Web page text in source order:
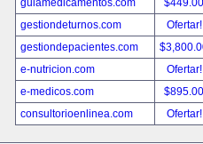
guiamedicamentos.com
gestiondeturnos.com
gestiondepacientes.com
e-nutricion.com
e-medicos.com
consultorioenlinea.com